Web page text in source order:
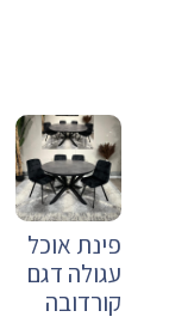
פינת אוכל
עגולה דגם
קורדובה